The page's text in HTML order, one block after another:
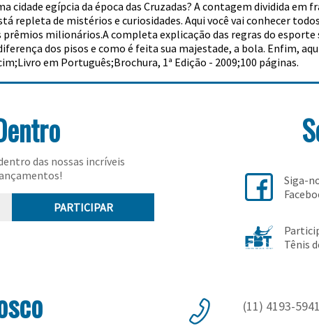
cidade egípcia da época das Cruzadas? A contagem dividida em
repleta de mistérios e curiosidades. Aqui você vai conhecer
milionários.A completa explicação das regras do
dos pisos e como é feita sua majestade, a bola. Enfim,
em Português;Brochura, 1ª Edição - 2009;100 páginas.
das nossas incríveis
PARTICIPAR
Siga-
Tênis
(11) 4193-5941